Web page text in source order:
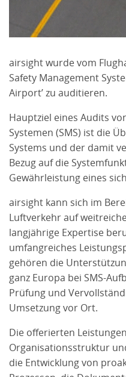
airsight wurde vom
Safety Management
Airport’ zu auditieren.
Hauptziel eines Audits
Systemen (SMS) ist die
Systems und der damit
Bezug auf die
Gewährleistung eines
airsight kann sich im
Luftverkehr auf
langjährige Expertise
umfangreiches
gehören die
ganz Europa bei SMS-
Prüfung und
Umsetzung vor Ort.
Die offerierten
Organisationsstruktur
die Entwicklung von